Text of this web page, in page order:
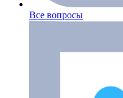
Все вопросы